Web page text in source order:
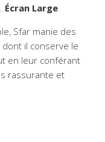
Écran Large
Sfar manie des
il conserve le
en leur conférant
rassurante et